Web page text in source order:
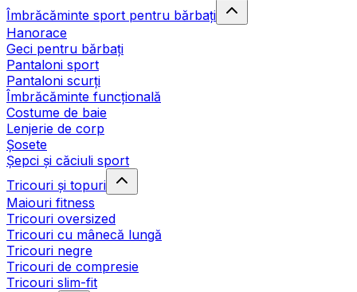
Îmbrăcăminte sport pentru bărbați
Hanorace
Geci pentru bărbați
Pantaloni sport
Pantaloni scurți
Îmbrăcăminte funcțională
Costume de baie
Lenjerie de corp
Șosete
Șepci și căciuli sport
Tricouri și topuri
Maiouri fitness
Tricouri oversized
Tricouri cu mânecă lungă
Tricouri negre
Tricouri de compresie
Tricouri slim-fit